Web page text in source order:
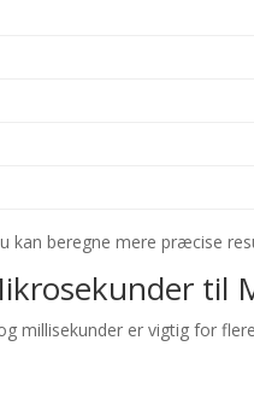
kan beregne mere præcise
til
millisekunder er vigtig for